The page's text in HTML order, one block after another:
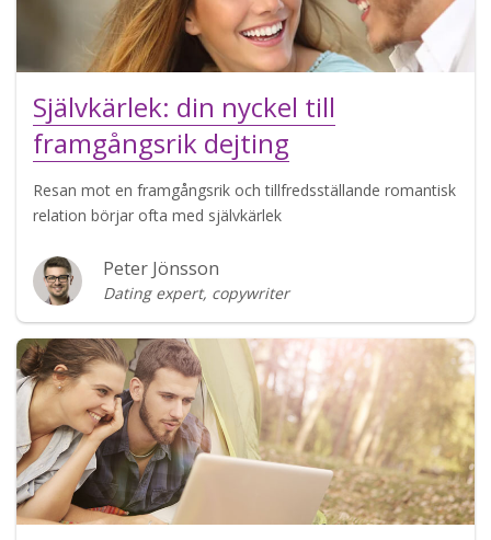
Självkärlek: din nyckel till
framgångsrik dejting
Resan mot en framgångsrik och tillfredsställande romantisk
relation börjar ofta med självkärlek
Peter Jönsson
Dating expert, copywriter